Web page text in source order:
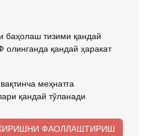
тизими қандай
қандай ҳаракат
меҳнатга
қандай тўланади
ФАОЛЛАШТИРИШ